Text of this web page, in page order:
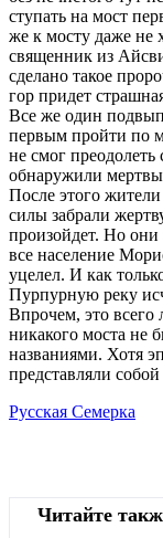
ступать на мост
же к мосту даже не
священник из
сделано такое
гор придет
Все же один
первым пройти по
не смог
обнаружили
После этого
силы забрали
произойдет. Но они
все население
уцелел. И как
Пурпурную реку
Впрочем, это
никакого моста не
названиями. Хотя
представляли
Русская Семерка
Читайте